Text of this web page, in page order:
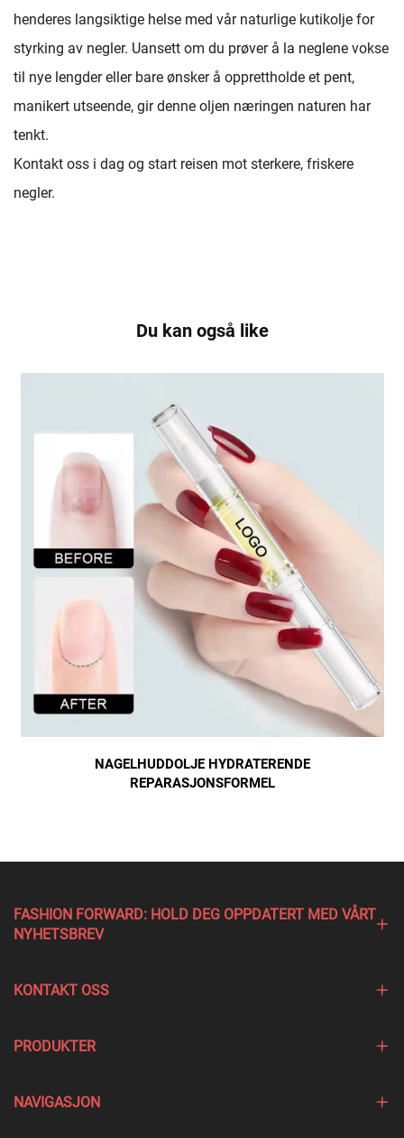
henderes langsiktige helse med vår naturlige kutikolje for
styrking av negler. Uansett om du prøver å la neglene vokse
til nye lengder eller bare ønsker å opprettholde et pent,
manikert utseende, gir denne oljen næringen naturen har
tenkt.
Kontakt oss i dag og start reisen mot sterkere, friskere
negler.
Du kan også like
NAGELHUDDOLJE HYDRATERENDE
REPARASJONSFORMEL
FASHION FORWARD: HOLD DEG OPPDATERT MED VÅRT
NYHETSBREV
KONTAKT OSS
PRODUKTER
NAVIGASJON